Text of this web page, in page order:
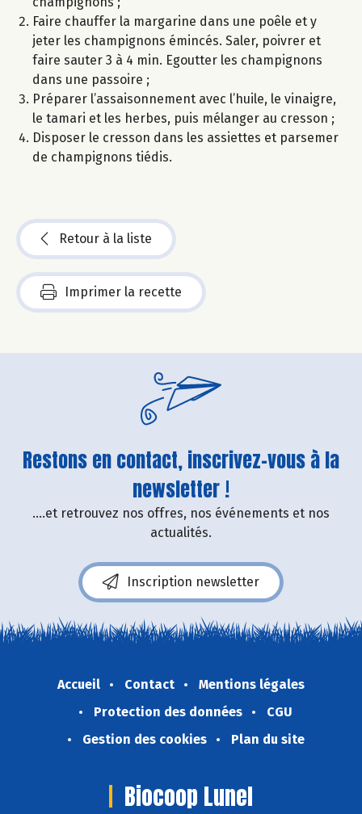
Faire chauffer la margarine dans une poêle et y
jeter les champignons émincés. Saler, poivrer et
faire sauter 3 à 4 min. Egoutter les champignons
dans une passoire ;
Préparer l’assaisonnement avec l’huile, le vinaigre,
le tamari et les herbes, puis mélanger au cresson ;
Disposer le cresson dans les assiettes et parsemer
de champignons tiédis.
Retour à la liste
Imprimer la recette
Restons en contact, inscrivez-vous à la
newsletter !
....et retrouvez nos offres, nos événements et nos
actualités.
Inscription newsletter
Accueil Contact
Mentions légales
Protection des données
CGU
Gestion des cookies
Plan du site
Biocoop Lunel